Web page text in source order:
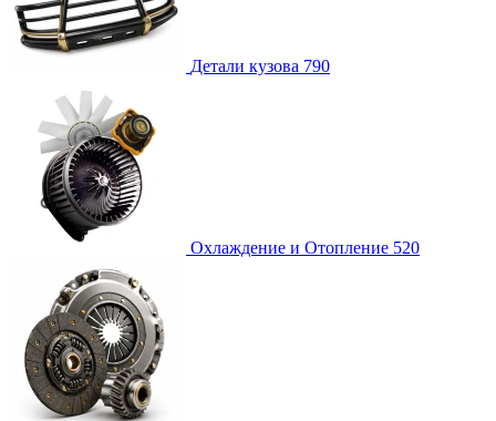
Детали кузова 790
Охлаждение и Отопление 520